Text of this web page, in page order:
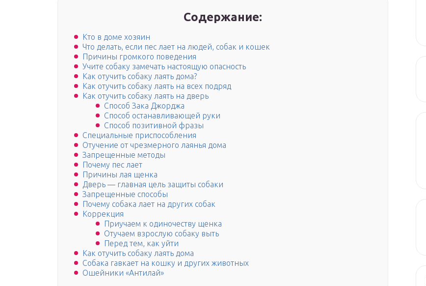
Содержание:
Кто в доме хозяин
Что делать, если пес лает на людей, собак и кошек
Причины громкого поведения
Учите собаку замечать настоящую опасность
Как отучить собаку лаять дома?
Как отучить собаку лаять на всех подряд
Как отучить собаку лаять на дверь
Способ Зака Джорджа
Способ останавливающей руки
Способ позитивной фразы
Специальные приспособления
Отучение от чрезмерного лаянья дома
Запрещенные методы
Почему пес лает
Причины лая щенка
Дверь — главная цель защиты собаки
Запрещенные способы
Почему собака лает на других собак
Коррекция
Приучаем к одиночеству щенка
Отучаем взрослую собаку выть
Перед тем, как уйти
Как отучить собаку лаять дома
Собака гавкает на кошку и других животных
Ошейники «Антилай»